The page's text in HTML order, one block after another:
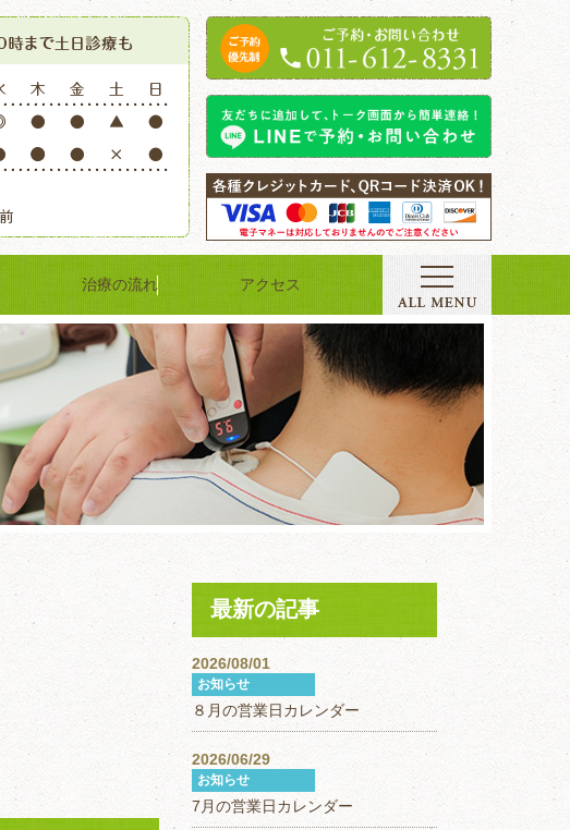
治療の流れ アクセス
最新の記事
2026/08/01
お知らせ
８月の営業日カレンダー
2026/06/29
お知らせ
7月の営業日カレンダー